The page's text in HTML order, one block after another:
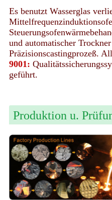
Es benutzt Wasserglas
und automatischer
Präzisionscastingprozeß.
9001:
geführt.
Produktion u.